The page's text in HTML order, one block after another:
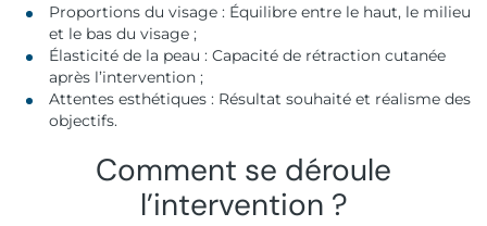
Proportions du visage : Équilibre entre le haut, le milieu
et le bas du visage ;
Élasticité de la peau : Capacité de rétraction cutanée
après l’intervention ;
Attentes esthétiques : Résultat souhaité et réalisme des
objectifs.
Comment se déroule
l’intervention ?